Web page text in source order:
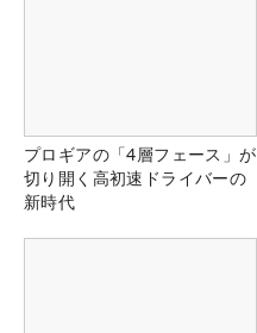
プロギアの「4層フェース」が
切り開く高初速ドライバーの
新時代